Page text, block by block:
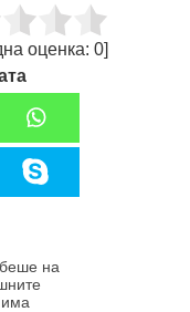
оценка: 0]
на